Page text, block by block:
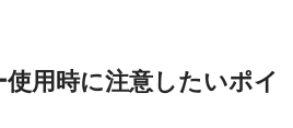
用時に注意したいポイ